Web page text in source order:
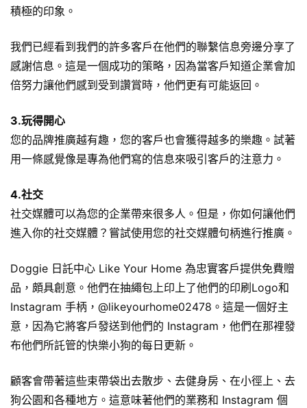
積極的印象。
我們已經看到我們的許多客戶在他們的聯繫信息旁邊分享了
感謝信息。這是一個成功的策略，因為當客戶知道企業會加
倍努力讓他們感到受到讚賞時，他們更有可能返回。
3.玩得開心
您的品牌推廣越有趣，您的客戶也會獲得越多的樂趣。試著
用一條感覺像是專為他們寫的信息來吸引客戶的注意力。
4.社交
社交媒體可以為您的企業帶來很多人。但是，你如何讓他們
進入你的社交媒體？嘗試使用您的社交媒體句柄進行推廣。
Doggie 日託中心 Like Your Home 為忠實客戶提供免費贈
品，頗具創意。他們在抽繩包上印上了他們的印刷Logo和
Instagram 手柄，@likeyourhome02478。這是一個好主
意，因為它將客戶發送到他們的 Instagram，他們在那裡發
布他們所託管的快樂小狗的每日更新。
顧客會帶著這些束帶袋出去散步、去健身房、在小徑上、去
狗公園和各種地方。這意味著他們的業務和 Instagram 個